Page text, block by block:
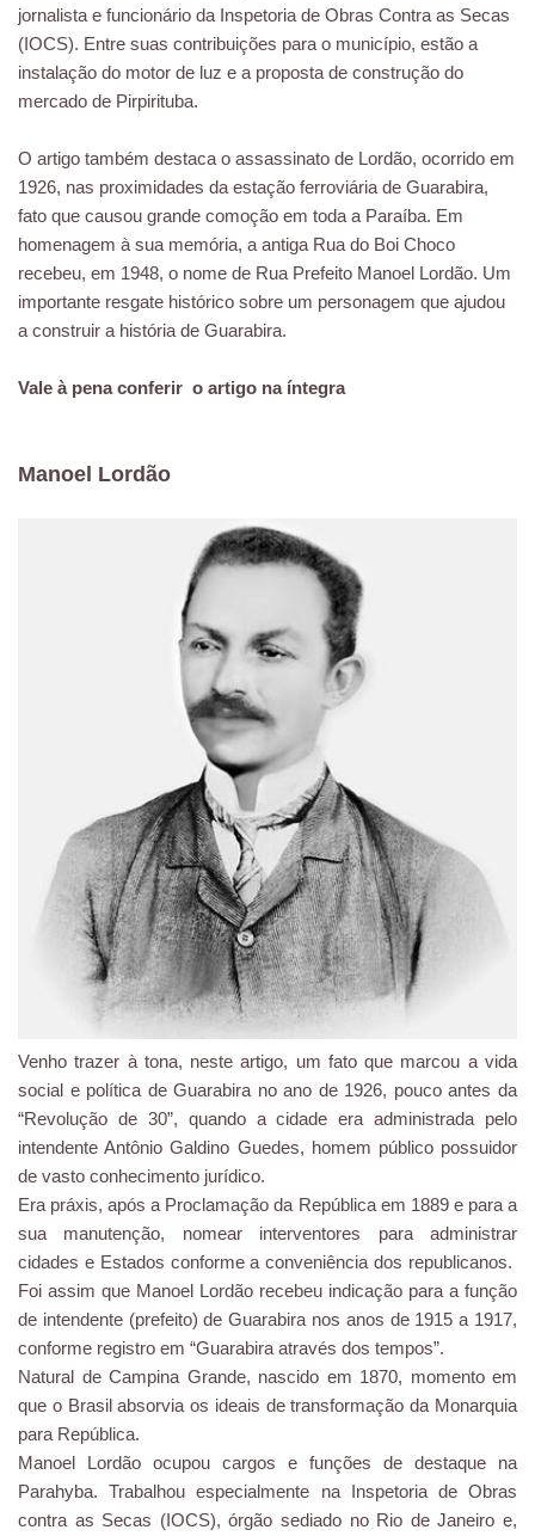
jornalista e funcionário da Inspetoria de Obras Contra as Secas
(IOCS). Entre suas contribuições para o município, estão a
instalação do motor de luz e a proposta de construção do
mercado de Pirpirituba.
O artigo também destaca o assassinato de Lordão, ocorrido em
1926, nas proximidades da estação ferroviária de Guarabira,
fato que causou grande comoção em toda a Paraíba. Em
homenagem à sua memória, a antiga Rua do Boi Choco
recebeu, em 1948, o nome de Rua Prefeito Manoel Lordão. Um
importante resgate histórico sobre um personagem que ajudou
a construir a história de Guarabira.
Vale à pena conferir o artigo na íntegra
Manoel Lordão
Venho trazer à tona, neste artigo, um fato que marcou a vida
social e política de Guarabira no ano de 1926, pouco antes da
“Revolução de 30”, quando a cidade era administrada pelo
intendente Antônio Galdino Guedes, homem público possuidor
de vasto conhecimento jurídico.
Era práxis, após a Proclamação da República em 1889 e para a
sua manutenção, nomear interventores para administrar
cidades e Estados conforme a conveniência dos republicanos.
Foi assim que Manoel Lordão recebeu indicação para a função
de intendente (prefeito) de Guarabira nos anos de 1915 a 1917,
conforme registro em “Guarabira através dos tempos”.
Natural de Campina Grande, nascido em 1870, momento em
que o Brasil absorvia os ideais de transformação da Monarquia
para República.
Manoel Lordão ocupou cargos e funções de destaque na
Parahyba. Trabalhou especialmente na Inspetoria de Obras
contra as Secas (IOCS), órgão sediado no Rio de Janeiro e,